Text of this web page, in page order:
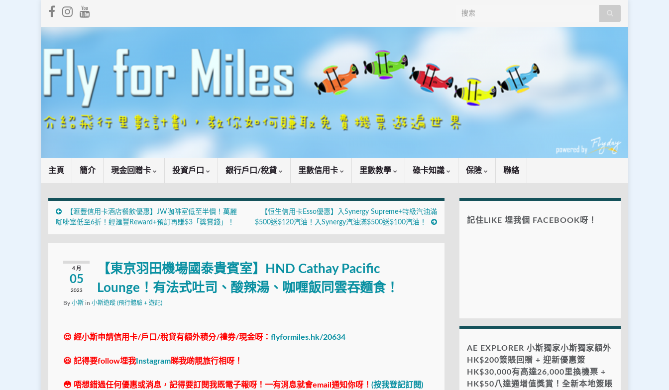
Search for:
主頁 簡介 現金回贈卡 投資戶口 銀行戶口/稅貸 里數信用卡 里數教學 碌卡知識 保險 聯絡
【滙豐信用卡酒店餐飲優惠】JW咖啡室低至半價！萬麗
咖啡室低至6折！經滙豐Reward+預訂再賺$3「獎賞錢」！
【恒生信用卡Esso優惠】入Synergy Supreme+特級汽油滿
$500送$120汽油！入Synergy汽油滿$500送$100汽油！
4 月
05
2023
【東京羽田機場國泰貴賓室】HND Cathay Pacific
Lounge！有法式吐司、酸辣湯、咖喱飯同雲吞麵食！
By 小斯 in 小斯遊蹤 (飛行體驗 + 遊記)
😍 經小斯申請信用卡/戶口/稅貸有額外積分/禮券/現金呀： flyformiles.hk/20634
😆 記得要follow埋我 Instagram睇我啲靚旅行相呀！
😳 唔想錯過任何優惠或消息，記得要訂閱我既電子報呀！一有消息就會email通知你呀！ (按我登記訂閱)
記住LIKE 埋我個 FACEBOOK呀！
AE EXPLORER 小斯獨家小斯獨家額外
HK$200簽賬回贈 + 迎新優惠簽
HK$30,000有高達26,000里換機票 +
HK$50八達通增值獎賞！全新本地簽賬